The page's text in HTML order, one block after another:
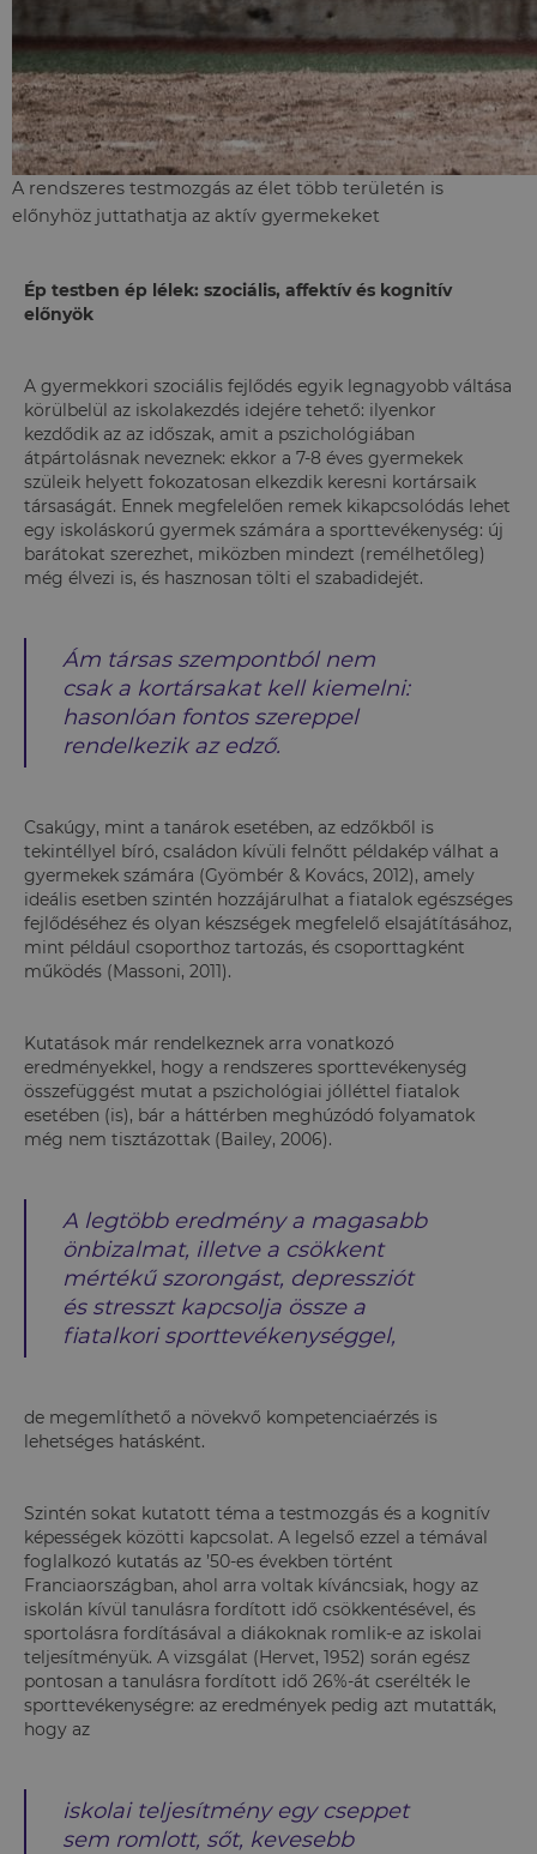
A rendszeres testmozgás az élet több területén is
előnyhöz juttathatja az aktív gyermekeket
Ép testben ép lélek: szociális, affektív és kognitív
előnyök
A gyermekkori szociális fejlődés egyik legnagyobb váltása
körülbelül az iskolakezdés idejére tehető: ilyenkor
kezdődik az az időszak, amit a pszichológiában
átpártolásnak neveznek: ekkor a 7-8 éves gyermekek
szüleik helyett fokozatosan elkezdik keresni kortársaik
társaságát. Ennek megfelelően remek kikapcsolódás lehet
egy iskoláskorú gyermek számára a sporttevékenység: új
barátokat szerezhet, miközben mindezt (remélhetőleg)
még élvezi is, és hasznosan tölti el szabadidejét.
Ám társas szempontból nem
csak a kortársakat kell kiemelni:
hasonlóan fontos szereppel
rendelkezik az edző.
Csakúgy, mint a tanárok esetében, az edzőkből is
tekintéllyel bíró, családon kívüli felnőtt példakép válhat a
gyermekek számára (Gyömbér & Kovács, 2012), amely
ideális esetben szintén hozzájárulhat a fiatalok egészséges
fejlődéséhez és olyan készségek megfelelő elsajátításához,
mint például csoporthoz tartozás, és csoporttagként
működés (Massoni, 2011).
Kutatások már rendelkeznek arra vonatkozó
eredményekkel, hogy a rendszeres sporttevékenység
összefüggést mutat a pszichológiai jólléttel fiatalok
esetében (is), bár a háttérben meghúzódó folyamatok
még nem tisztázottak (Bailey, 2006).
A legtöbb eredmény a magasabb
önbizalmat, illetve a csökkent
mértékű szorongást, depressziót
és stresszt kapcsolja össze a
fiatalkori sporttevékenységgel,
de megemlíthető a növekvő kompetenciaérzés is
lehetséges hatásként.
Szintén sokat kutatott téma a testmozgás és a kognitív
képességek közötti kapcsolat. A legelső ezzel a témával
foglalkozó kutatás az ’50-es években történt
Franciaországban, ahol arra voltak kíváncsiak, hogy az
iskolán kívül tanulásra fordított idő csökkentésével, és
sportolásra fordításával a diákoknak romlik-e az iskolai
teljesítményük. A vizsgálat (Hervet, 1952) során egész
pontosan a tanulásra fordított idő 26%-át cserélték le
sporttevékenységre: az eredmények pedig azt mutatták,
hogy az
iskolai teljesítmény egy cseppet
sem romlott, sőt, kevesebb